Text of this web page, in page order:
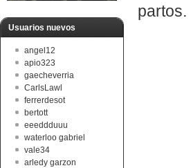
Usuarios nuevos
angel12
apio323
gaecheverria
CarlsLawl
ferrerdesot
bertott
eeeddduuu
waterloo gabriel
vale34
arledy garzon
partos.